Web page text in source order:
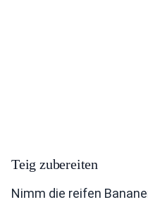
Teig zubereiten
Nimm die reifen